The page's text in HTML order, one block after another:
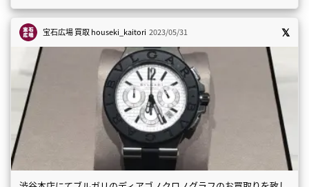
宝石広場 買取houseki_kaitori 2023/05/31